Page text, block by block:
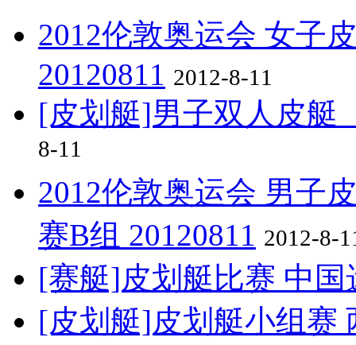
2012伦敦奥运会 女子
20120811 2012-8-11
[皮划艇]男子双人皮艇
8-11
2012伦敦奥运会 男子
赛B组 20120811 2012-8-
[赛艇]皮划艇比赛 中
[皮划艇]皮划艇小组赛